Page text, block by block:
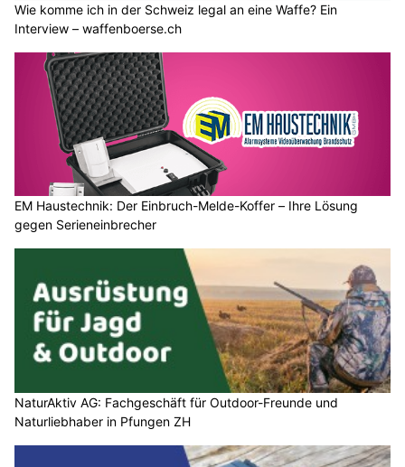
Wie komme ich in der Schweiz legal an eine Waffe? Ein
Interview – waffenboerse.ch
EM Haustechnik: Der Einbruch-Melde-Koffer – Ihre Lösung
gegen Serieneinbrecher
NaturAktiv AG: Fachgeschäft für Outdoor-Freunde und
Naturliebhaber in Pfungen ZH